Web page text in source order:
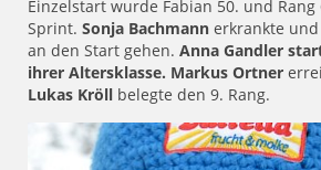
Einzelstart wurde Fabian 50. und
Sprint. Sonja Bachmann erkrankte
an den Start gehen. Anna Gandler
ihrer Altersklasse. Markus Ortner
Lukas Kröll belegte den 9. Rang.